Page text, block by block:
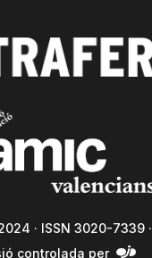
· ISSN 3020-7339 ·
controlada per